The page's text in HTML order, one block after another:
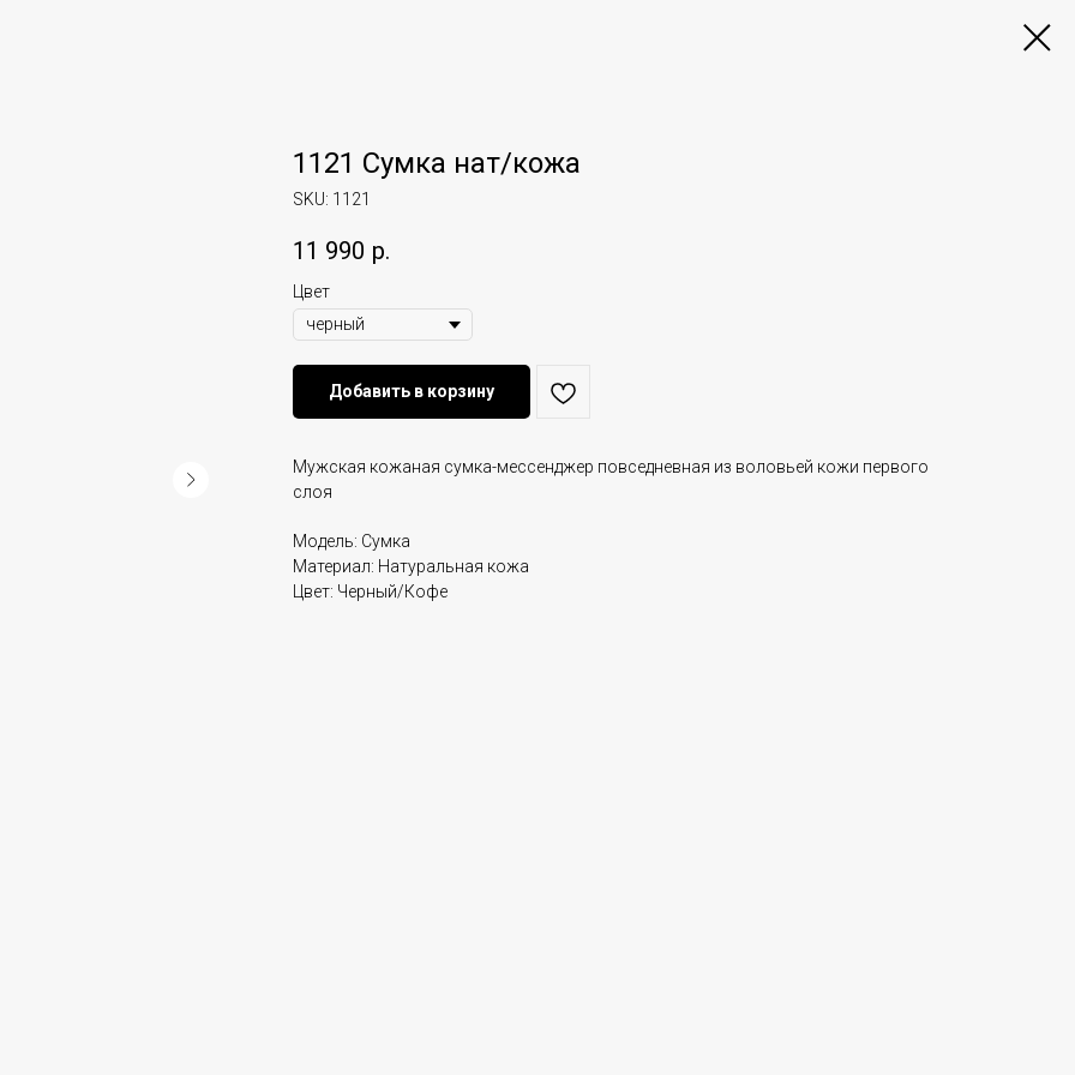
1121 Сумка нат/кожа
SKU: 1121
11 990 р.
Цвет
Добавить в корзину
Мужская кожаная сумка-мессенджер повседневная из воловьей кожи первого
слоя
Модель: Сумка
Материал: Натуральная кожа
Цвет: Черный/Кофе